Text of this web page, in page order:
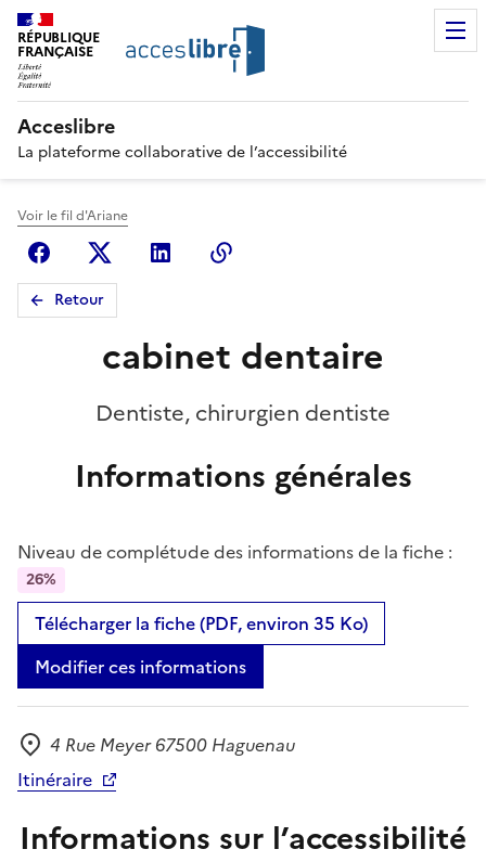
RÉPUBLIQUE
FRANÇAISE
Acceslibre
La plateforme collaborative de l’accessibilité
Voir le fil d'Ariane
FacebookX (anciennement Twitter)
Linkedin
Retour
cabinet dentaire
Dentiste, chirurgien dentiste
Informations générales
Niveau de complétude des informations de la fiche :
26%
Télécharger la fiche (PDF, environ 35 Ko)
Modifier ces informations
Adresse
4 Rue Meyer 67500 Haguenau
Itinéraire
Informations sur l’accessibilité